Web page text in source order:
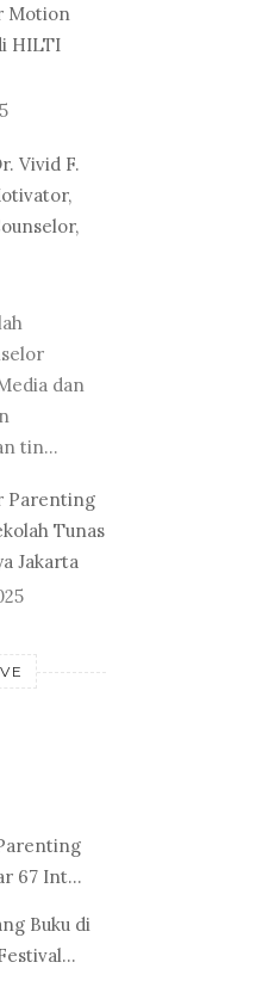
Motion
HILTI
Vivid F.
dan
tin...
Parenting
Tunas
Jakarta
67 Int...
Buku di